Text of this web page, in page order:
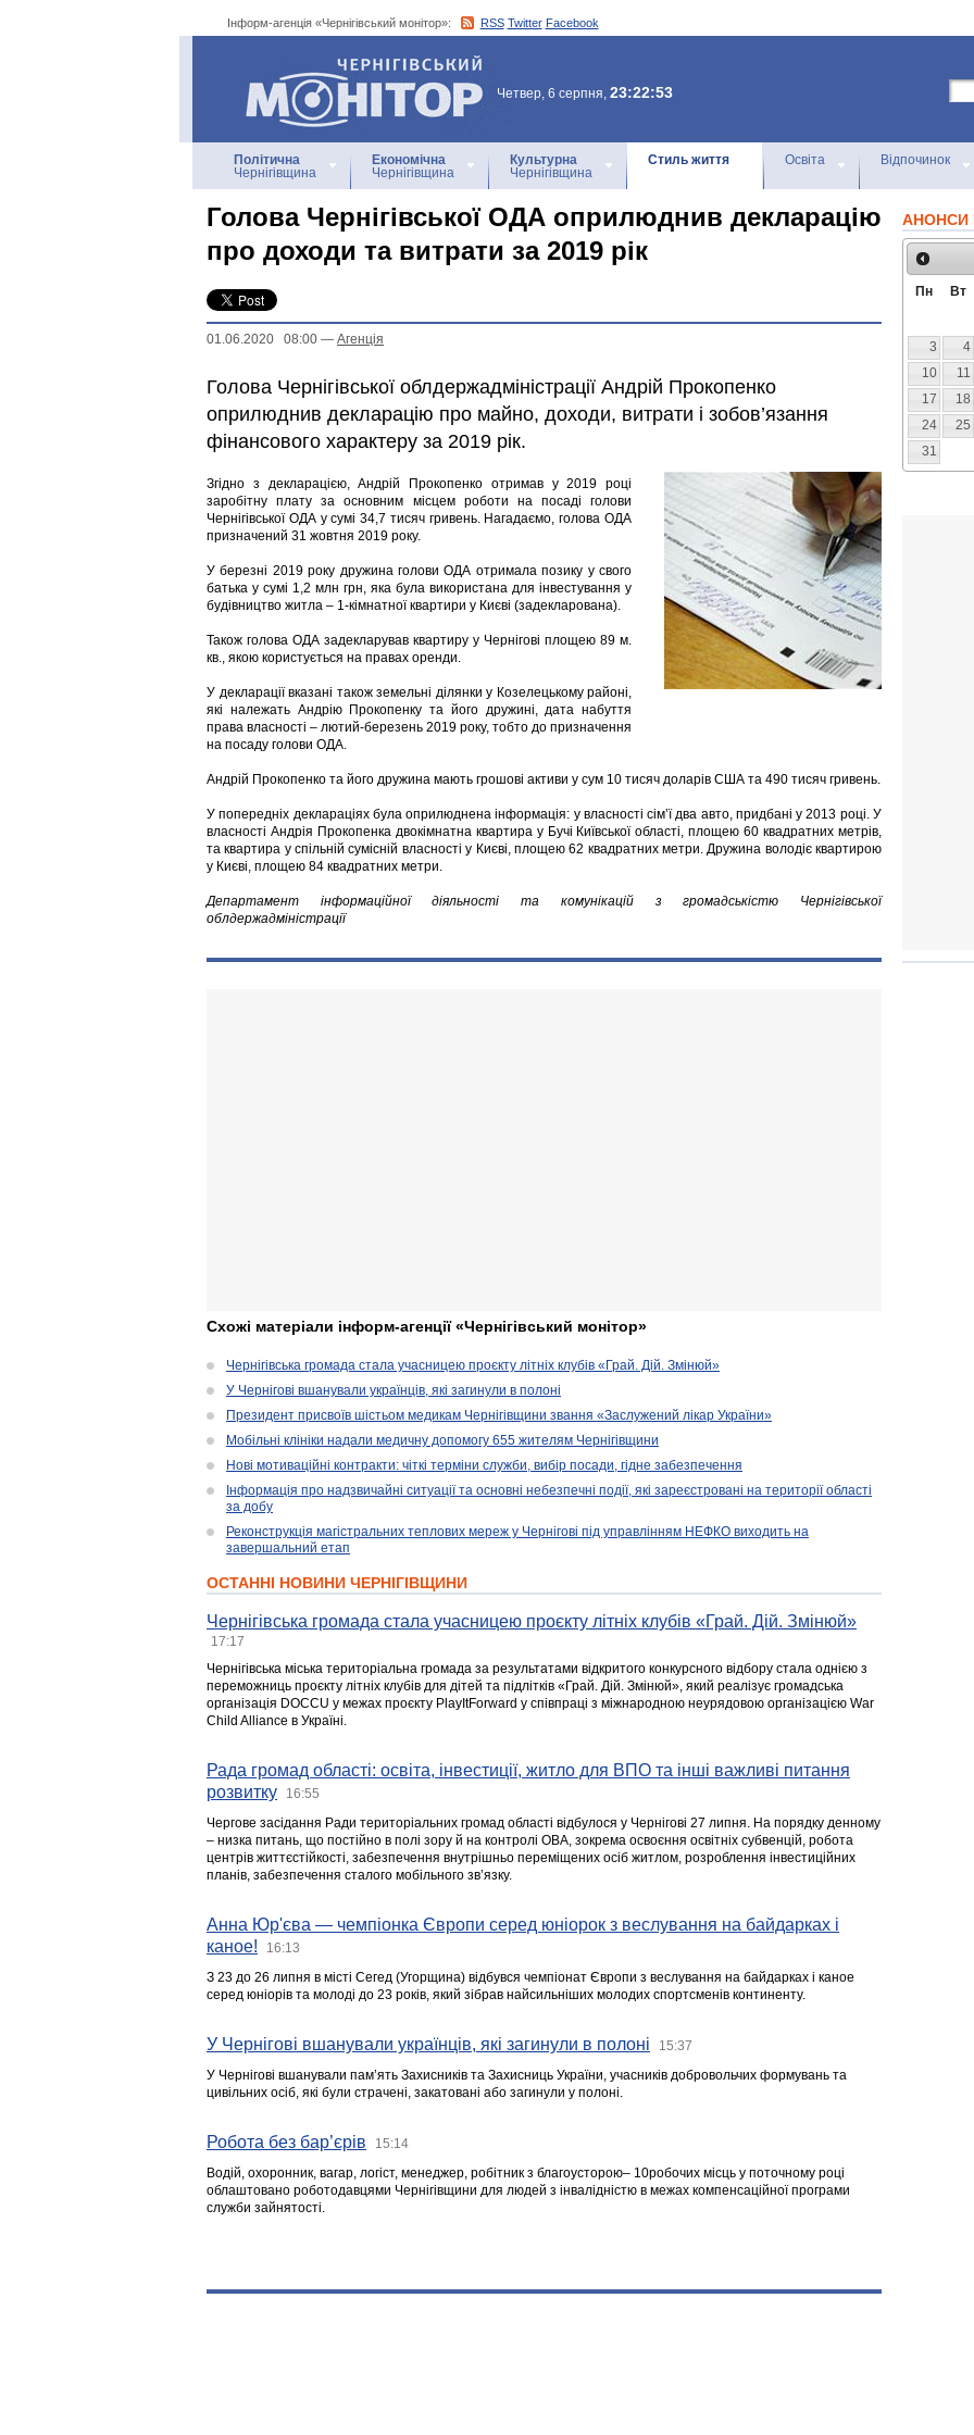
Інформ-агенція «Чернігівський монітор»: RSS Twitter Facebook
Інформ-агенція
«Чернігівський монітор»
Четвер, 6 серпня, 23:22:53
Політична
Чернігівщина
Економічна
Чернігівщина
Культурна
Чернігівщина
Стиль життя Освіта Відпочинок
Голова Чернігівської ОДА оприлюднив декларацію
про доходи та витрати за 2019 рік
01.06.2020 08:00 — Агенцiя
Голова Чернігівської облдержадміністрації Андрій Прокопенко
оприлюднив декларацію про майно, доходи, витрати і зобов’язання
фінансового характеру за 2019 рік.
Згідно з декларацією, Андрій Прокопенко отримав у 2019 році
заробітну плату за основним місцем роботи на посаді голови
Чернігівської ОДА у сумі 34,7 тисяч гривень. Нагадаємо, голова ОДА
призначений 31 жовтня 2019 року.
У березні 2019 року дружина голови ОДА отримала позику у свого
батька у сумі 1,2 млн грн, яка була використана для інвестування у
будівництво житла – 1-кімнатної квартири у Києві (задекларована).
Також голова ОДА задекларував квартиру у Чернігові площею 89 м.
кв., якою користується на правах оренди.
У декларації вказані також земельні ділянки у Козелецькому районі,
які належать Андрію Прокопенку та його дружині, дата набуття
права власності – лютий-березень 2019 року, тобто до призначення
на посаду голови ОДА.
Андрій Прокопенко та його дружина мають грошові активи у сум 10 тисяч доларів США та 490 тисяч гривень.
У попередніх деклараціях була оприлюднена інформація: у власності сім’ї два авто, придбані у 2013 році. У
власності Андрія Прокопенка двокімнатна квартира у Бучі Київської області, площею 60 квадратних метрів,
та квартира у спільній сумісній власності у Києві, площею 62 квадратних метри. Дружина володіє квартирою
у Києві, площею 84 квадратних метри.
Департамент інформаційної діяльності та комунікацій з громадськістю Чернігівської
облдержадміністрації
Схожі матеріали інформ-агенції «Чернігівський монітор»
Чернігівська громада стала учасницею проєкту літніх клубів «Грай. Дій. Змінюй»
У Чернігові вшанували українців, які загинули в полоні
Президент присвоїв шістьом медикам Чернігівщини звання «Заслужений лікар України»
Мобільні клініки надали медичну допомогу 655 жителям Чернігівщини
Нові мотиваційні контракти: чіткі терміни служби, вибір посади, гідне забезпечення
Інформація про надзвичайні ситуації та основні небезпечні події, які зареєстровані на території області
за добу
Реконструкція магістральних теплових мереж у Чернігові під управлінням НЕФКО виходить на
завершальний етап
ОСТАННІ НОВИНИ ЧЕРНІГІВЩИНИ
Чернігівська громада стала учасницею проєкту літніх клубів «Грай. Дій. Змінюй»
17:17
Чернігівська міська територіальна громада за результатами відкритого конкурсного відбору стала однією з
переможниць проєкту літніх клубів для дітей та підлітків «Грай. Дій. Змінюй», який реалізує громадська
організація DOCCU у межах проєкту PlayItForward у співпраці з міжнародною неурядовою організацією War
Child Alliance в Україні.
Рада громад області: освіта, інвестиції, житло для ВПО та інші важливі питання
розвитку
16:55
Чергове засідання Ради територіальних громад області відбулося у Чернігові 27 липня. На порядку денному
– низка питань, що постійно в полі зору й на контролі ОВА, зокрема освоєння освітніх субвенцій, робота
центрів життєстійкості, забезпечення внутрішньо переміщених осіб житлом, розроблення інвестиційних
планів, забезпечення сталого мобільного зв’язку.
Анна Юр'єва — чемпіонка Європи серед юніорок з веслування на байдарках і
каное!
16:13
З 23 до 26 липня в місті Сегед (Угорщина) відбувся чемпіонат Європи з веслування на байдарках і каное
серед юніорів та молоді до 23 років, який зібрав найсильніших молодих спортсменів континенту.
У Чернігові вшанували українців, які загинули в полоні 15:37
У Чернігові вшанували пам’ять Захисників та Захисниць України, учасників добровольчих формувань та
цивільних осіб, які були страчені, закатовані або загинули у полоні.
Робота без бар’єрів 15:14
Водій, охоронник, вагар, логіст, менеджер, робітник з благоусторою– 10робочих місць у поточному році
облаштовано роботодавцями Чернігівщини для людей з інвалідністю в межах компенсаційної програми
служби зайнятості.
АНОНСИ
Пн Вт
3
4
10
11
17
18
24
25
31